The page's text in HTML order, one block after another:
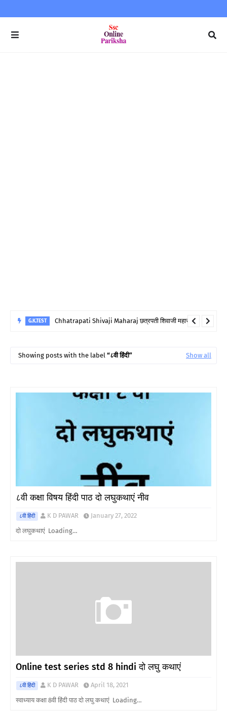
G.K.TEST Chhatrapati Shivaji Maharaj छत्रपती शिवाजी महाराज
Showing posts with the label ८वी हिंदी Show all
८वी कक्षा विषय हिंदी पाठ दो लघुकथाएं नीव
८वी हिंदी K D PAWAR
January 27, 2022
दो लघुकथाएं Loading…
Online test series std 8 hindi दो लघु कथाएं
८वी हिंदी K D PAWAR
April 18, 2021
स्वाध्याय कक्षा 8वी हिंदी पाठ दो लघु कथाएं Loading…